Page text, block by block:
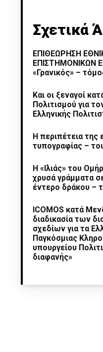
Σχετικά
ΕΠΙΘΕΩΡΗΣΗ
ΕΠΙΣΤΗΜΟΝΙΚΩΝ
«Γρανικός» –
Και οι ξεναγοί
Πολιτισμού για
Ελληνικής
Η περιπέτεια της
τυπογραφίας –
Η «Ιλιάς» του
χρυσά γράμματα
έντερο δράκου –
ICOMOS κατά
διαδικασία των
σχεδίων για τα
Παγκόσμιας
υπουργείου
διαφανής»